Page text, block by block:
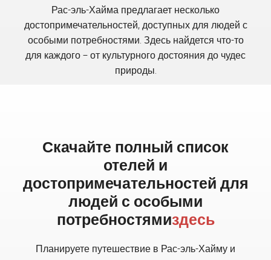
Рас-эль-Хайма предлагает несколько
достопримечательностей, доступных для людей с
особыми потребностями. Здесь найдется что-то
для каждого – от культурного достояния до чудес
природы.
Скачайте полный список
отелей и
достопримечательностей для
людей с особыми
потребностямиздесь
Планируете путешествие в Рас-эль-Хайму и